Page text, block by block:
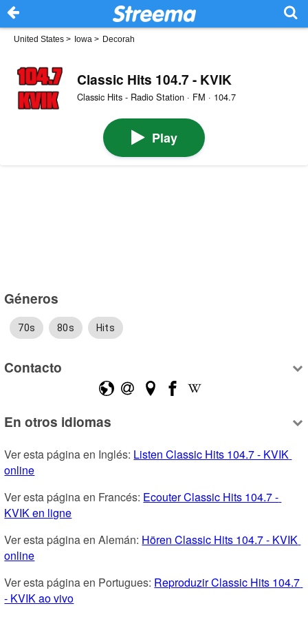
United States > Iowa > Decorah
Classic Hits 104.7 - KVIK
Classic Hits - Radio Station · FM · 104.7
Play
Géneros
70s 80s Hits
Contacto
En otros idiomas
Ver esta página en Inglés: Listen Classic Hits 104.7 - KVIK
online
Ver esta página en Francés: Ecouter Classic Hits 104.7 -
KVIK en ligne
Ver esta página en Alemán: Hören Classic Hits 104.7 - KVIK
online
Ver esta página en Portugues: Reproduzir Classic Hits 104.7
- KVIK ao vivo